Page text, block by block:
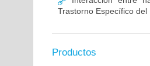
Trastorno Específico del
Productos